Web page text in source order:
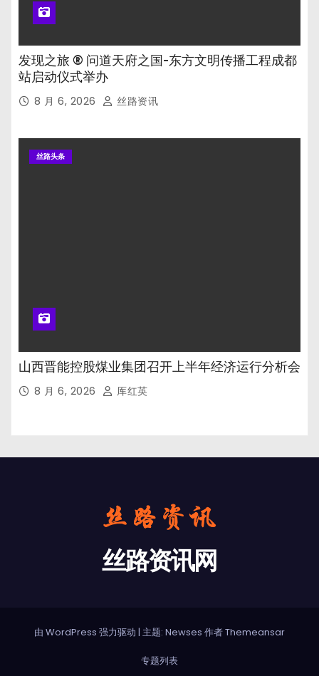
发现之旅 ® 问道天府之国-东方文明传播工程成都
站启动仪式举办
8 月 6, 2026 丝路资讯
丝路头条
山西晋能控股煤业集团召开上半年经济运行分析会
8 月 6, 2026 厍红英
丝路资讯网
由 WordPress 强力驱动 | 主题: Newses 作者Themeansar
专题列表